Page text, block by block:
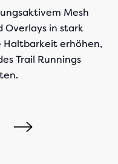
Mesh
Overlays in stark
Haltbarkeit erhöhen,
Trail Runnings